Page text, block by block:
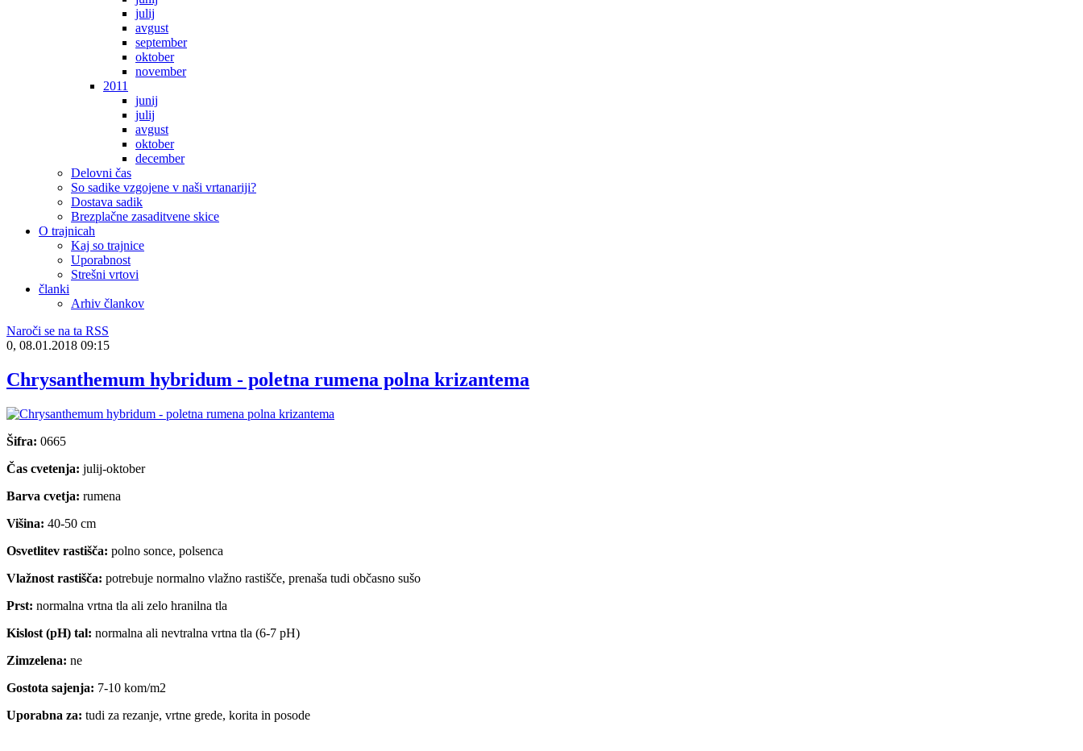
julij
avgust
september
oktober
november
2011
junij
julij
avgust
oktober
december
Delovni čas
So sadike vzgojene v naši vrtanariji?
Dostava sadik
Brezplačne zasaditvene skice
O trajnicah
Kaj so trajnice
Uporabnost
Strešni vrtovi
članki
Arhiv člankov
Naroči se na ta RSS
0, 08.01.2018 09:15
Chrysanthemum hybridum - poletna rumena polna krizantema
Šifra: 0665
Čas cvetenja: julij-oktober
Barva cvetja: rumena
Višina: 40-50 cm
Osvetlitev rastišča: polno sonce, polsenca
Vlažnost rastišča: potrebuje normalno vlažno rastišče, prenaša tudi občasno sušo
Prst: normalna vrtna tla ali zelo hranilna tla
Kislost (pH) tal: normalna ali nevtralna vrtna tla (6-7 pH)
Zimzelena: ne
Gostota sajenja: 7-10 kom/m2
Uporabna za: tudi za rezanje, vrtne grede, korita in posode